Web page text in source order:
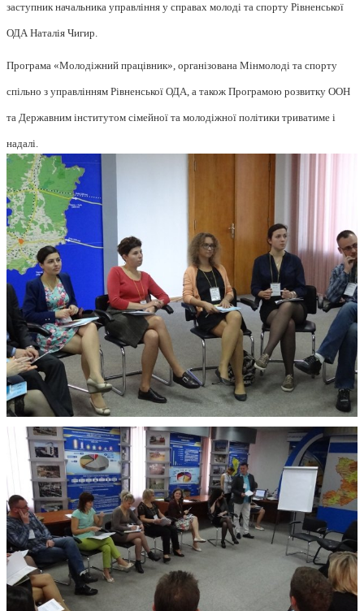
заступник начальника управління у справах молоді та спорту Рівненської
ОДА Наталія Чигир.
Програма «Молодіжний працівник», організована Мінмолоді та спорту
спільно з управлінням Рівненської ОДА, а також Програмою розвитку ООН
та Державним інститутом сімейної та молодіжної політики триватиме і
надалі.